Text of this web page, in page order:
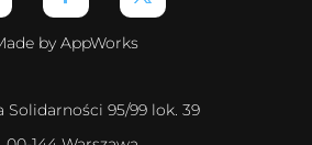
by AppWorks
Solidarności 95/99 lok. 39